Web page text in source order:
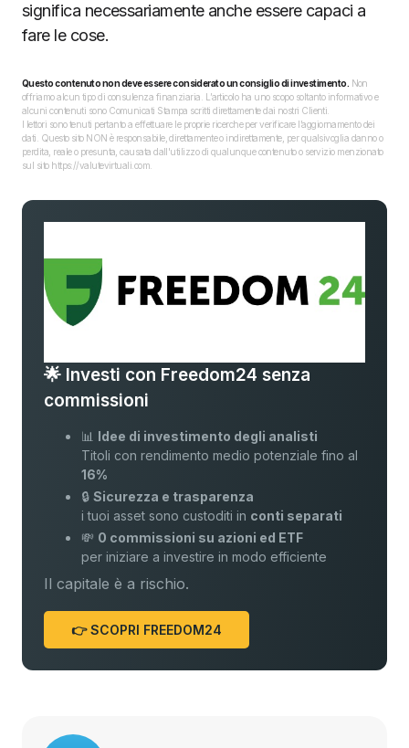
significa necessariamente anche essere capaci a
fare le cose.
Questo contenuto non deve essere considerato un consiglio di investimento. Non
offriamo alcun tipo di consulenza finanziaria. L’articolo ha uno scopo soltanto informativo e
alcuni contenuti sono Comunicati Stampa scritti direttamente dai nostri Clienti.
I lettori sono tenuti pertanto a effettuare le proprie ricerche per verificare l’aggiornamento dei
dati. Questo sito NON è responsabile, direttamente o indirettamente, per qualsivoglia danno o
perdita, reale o presunta, causata dall'utilizzo di qualunque contenuto o servizio menzionato
sul sito https://valutevirtuali.com.
🌟 Investi con Freedom24 senza
commissioni
📊 Idee di investimento degli analisti
Titoli con rendimento medio potenziale fino al
16%
🔒Sicurezza e trasparenza
i tuoi asset sono custoditi in conti separati
💸 0 commissioni su azioni ed ETF
per iniziare a investire in modo efficiente
Il capitale è a rischio.
👉 SCOPRI FREEDOM24